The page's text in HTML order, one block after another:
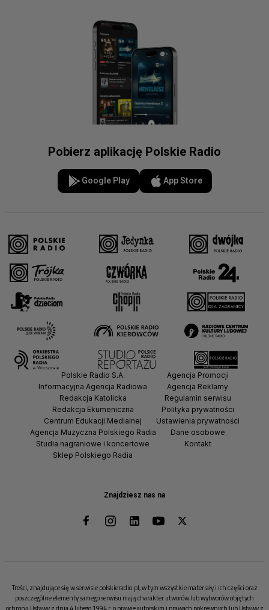
Pobierz aplikację Polskie Radio
Google Play App Store
Znajdziesz nas na
Polskie Radio S.A.
Informacyjna Agencja Radiowa
Redakcja Katolicka
Redakcja Ekumeniczna
Centrum Edukacji Medialnej
Agencja Muzyczna Polskiego Radia
Studia nagraniowe i koncertowe
Sklep Polskiego Radia
Agencja Promocji
Agencja Reklamy
Regulamin serwisu
Polityka prywatności
Ustawienia prywatności
Dane osobowe
Kontakt
Treści, znajdujące się w serwisie polskieradio.pl, w tym wszystkie materiały i ich części oraz
poszczególne elementy samego serwisu mają charakter utworów lub wytworów objętych